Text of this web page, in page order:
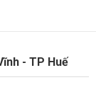
- TP Huế